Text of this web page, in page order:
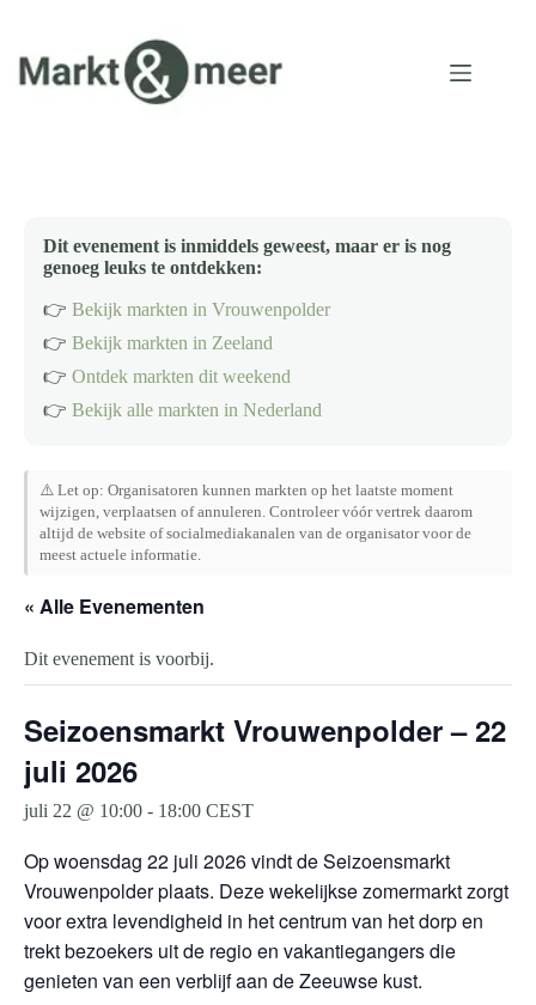
inhoud
Dit evenement is inmiddels geweest, maar er is nog
genoeg leuks te ontdekken:
👉 Bekijk markten in Vrouwenpolder
👉 Bekijk markten in Zeeland
👉 Ontdek markten dit weekend
👉 Bekijk alle markten in Nederland
⚠️ Let op: Organisatoren kunnen markten op het laatste moment
wijzigen, verplaatsen of annuleren. Controleer vóór vertrek daarom
altijd de website of socialmediakanalen van de organisator voor de
meest actuele informatie.
« Alle Evenementen
Dit evenement is voorbij.
Seizoensmarkt Vrouwenpolder – 22
juli 2026
juli 22 @ 10:00 - 18:00 CEST
Op woensdag 22 juli 2026 vindt de Seizoensmarkt
Vrouwenpolder plaats. Deze wekelijkse zomermarkt zorgt
voor extra levendigheid in het centrum van het dorp en
trekt bezoekers uit de regio en vakantiegangers die
genieten van een verblijf aan de Zeeuwse kust.